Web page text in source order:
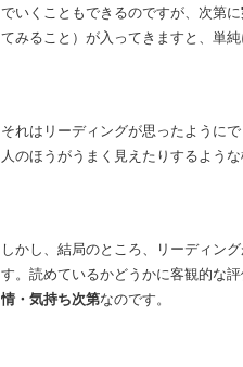
でいくこともできるのですが、次第に
てみること）が入ってきますと、単
それはリーディングが思ったように
人のほうがうまく見えたりするよう
しかし、結局のところ、リーディン
す。読めているかどうかに客観的な
情・気持ち次第なのです。